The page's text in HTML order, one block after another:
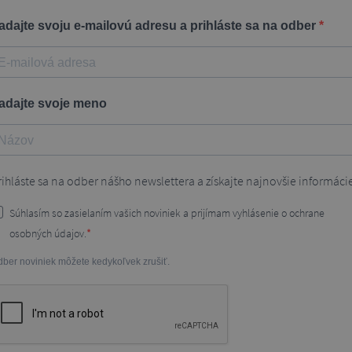
svoju e-mailovú adresu a prihláste sa na odber
svoje meno
sa na odber nášho newslettera a získajte najnovšie
Súhlasím so zasielaním vašich noviniek a prijímam vyhlásenie o ochrane
osobných údajov.
noviniek môžete kedykoľvek zrušiť.